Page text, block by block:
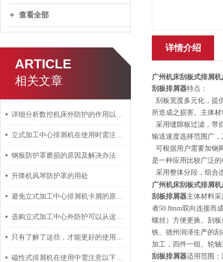
查看全部
ARTICLE
相关文章
详细分析数控机床外防护的作用以及使用特性
立式加工中心排屑机在使用时需注意些什么事项？
钢板防护罩磨损的原因及解决办法
升降机风琴防护罩的用处
避免立式加工中心排屑机卡屑的原因及故障处理方案
选购立式加工中心外防护可以从这5点分辨好坏
只有了解了这些，才能更好的使用数控机床尼龙拖链
磁性式排屑机在使用中需注意以下三大事项
详情介绍
广州机床刮板式排屑
刮板排屑器特点：
刮板宽度多元化，提
所造成之损害。主体
采用缝隙板过滤，带
输送速度选择范围广
可根据用户需要加钢
是一种应用比较广泛
采用整体分段，组合
广州机床刮板式排屑
刮板排屑器主体材料
者50.8mm双向连接而
螺丝）方便更换。刮
铁。德州润泽生产的
加工，四件一组。轮
刮板排屑器适用范围